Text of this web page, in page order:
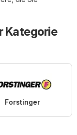
Kategorie
Forstinger